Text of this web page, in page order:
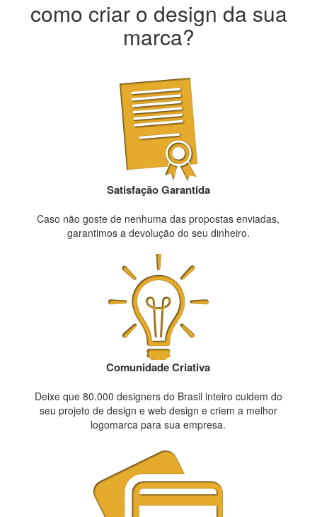
como criar o design da sua
marca?
Satisfação Garantida
Caso não goste de nenhuma das propostas enviadas,
garantimos a devolução do seu dinheiro.
Comunidade Criativa
Deixe que 80.000 designers do Brasil inteiro cuidem do
seu projeto de design e web design e criem a melhor
logomarca para sua empresa.